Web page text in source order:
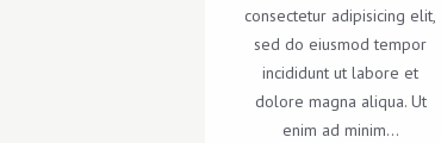
consectetur adipisicing elit,
sed do eiusmod tempor
incididunt ut labore et
dolore magna aliqua. Ut
enim ad minim...